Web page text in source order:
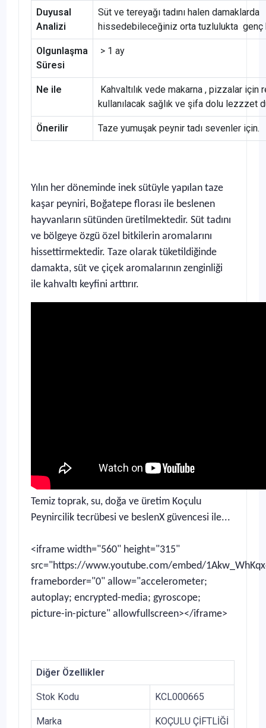
Duyusal
Analizi
Süt ve tereyağı tadını halen damaklarda
hissedebileceğiniz orta tuzlulukta genç
Olgunlaşma
Süresi
> 1 ay
Ne ile
Kahvaltılık vede makarna , pizzalar için
kullanılacak sağlık ve şifa dolu lezzzet
Önerilir Taze yumuşak peynir tadı sevenler için.
Yılın her döneminde inek sütüyle yapılan taze
kaşar peyniri, Boğatepe florası ile beslenen
hayvanların sütünden üretilmektedir. Süt tadını
ve bölgeye özgü özel bitkilerin aromalarını
hissettirmektedir. Taze olarak tüketildiğinde
damakta, süt ve çiçek aromalarının zenginliği
ile kahvaltı keyfini arttırır.
Temiz toprak, su, doğa ve üretim Koçulu
Peynircilik tecrübesi ve beslenX güvencesi ile...
<iframe width="560" height="315"
src="https://www.youtube.com/embed/
frameborder="0" allow="accelerometer;
autoplay; encrypted-media; gyroscope;
picture-in-picture" allowfullscreen></iframe>
Diğer Özellikler
Stok Kodu KCL000665
Marka KOÇULU ÇİFTLİĞİ